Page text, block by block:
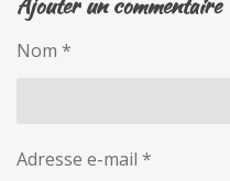
a
e
a
a
a
Nom *
Adresse e-mail *